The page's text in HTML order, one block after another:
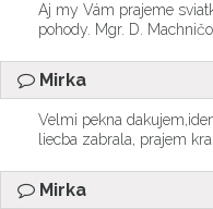
Aj my Vám prajeme
pohody. Mgr. D.
Mirka
Velmi pekna
liecba zabrala, prajem
Mirka